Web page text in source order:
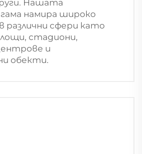
Нашата
намира широко
различни сфери като
стадиони,
и
обекти.